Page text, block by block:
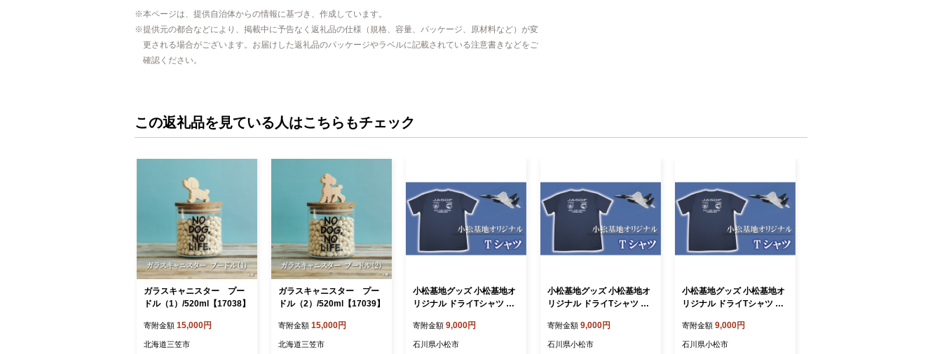
本ページは、提供自治体からの情報に基づき、作成しています。
提供元の都合などにより、掲載中に予告なく返礼品の仕様（規格、容量、パッケージ、原材料など）が変
更される場合がございます。お届けした返礼品のパッケージやラベルに記載されている注意書きなどをご
確認ください。
この返礼品を見ている人はこちらもチェック
ガラスキャニスター プー
ドル（1）/520ml【17038】
寄附金額 15,000円
北海道三笠市
ガラスキャニスター プー
ドル（2）/520ml【17039】
寄附金額 15,000円
北海道三笠市
小松基地グッズ 小松基地オ
リジナル ドライTシャツ 白
寄附金額 9,000円
石川県小松市
小松基地グッズ 小松基地オ
リジナル ドライTシャツ 白
寄附金額 9,000円
石川県小松市
小松基地グッズ 小松基地オ
リジナル ドライTシャツ 白
寄附金額 9,000円
石川県小松市